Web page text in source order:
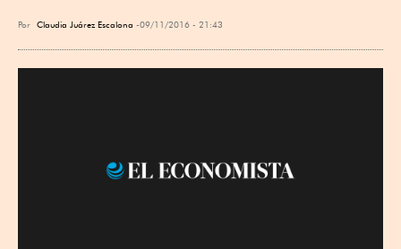
Por Claudia Juárez Escalona 09/11/2016 - 21:43